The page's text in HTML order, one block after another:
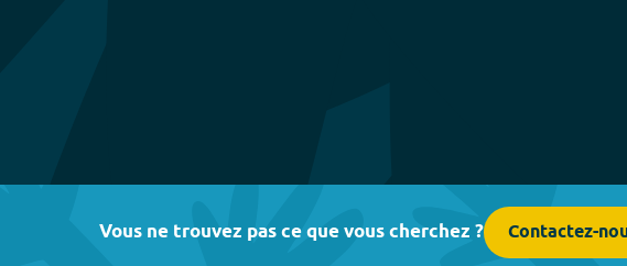
Vous ne trouvez pas ce que vous cherchez ? Contactez-